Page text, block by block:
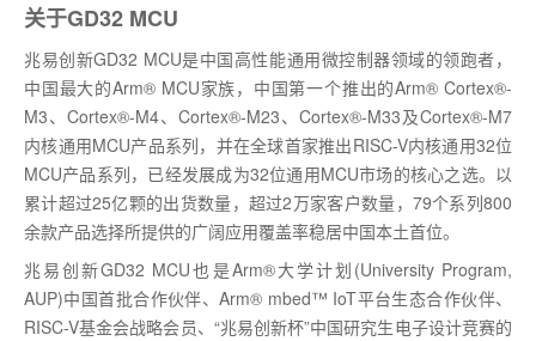
关于GD32 MCU
兆易创新GD32 MCU是中国高性能通用微控制器领域的领跑者，
中国最大的Arm® MCU家族，中国第一个推出的Arm® Cortex®-
M3、Cortex®-M4、Cortex®-M23、Cortex®-M33及Cortex®-M7
内核通用MCU产品系列，并在全球首家推出RISC-V内核通用32位
MCU产品系列，已经发展成为32位通用MCU市场的核心之选。以
累计超过25亿颗的出货数量，超过2万家客户数量，79个系列800
余款产品选择所提供的广阔应用覆盖率稳居中国本土首位。
兆易创新GD32 MCU也是Arm®大学计划(University Program,
AUP)中国首批合作伙伴、Arm® mbed™ IoT平台生态合作伙伴、
RISC-V基金会战略会员、“兆易创新杯”中国研究生电子设计竞赛的